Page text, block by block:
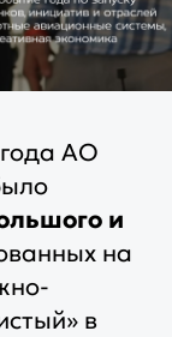
года АО
и
на
в